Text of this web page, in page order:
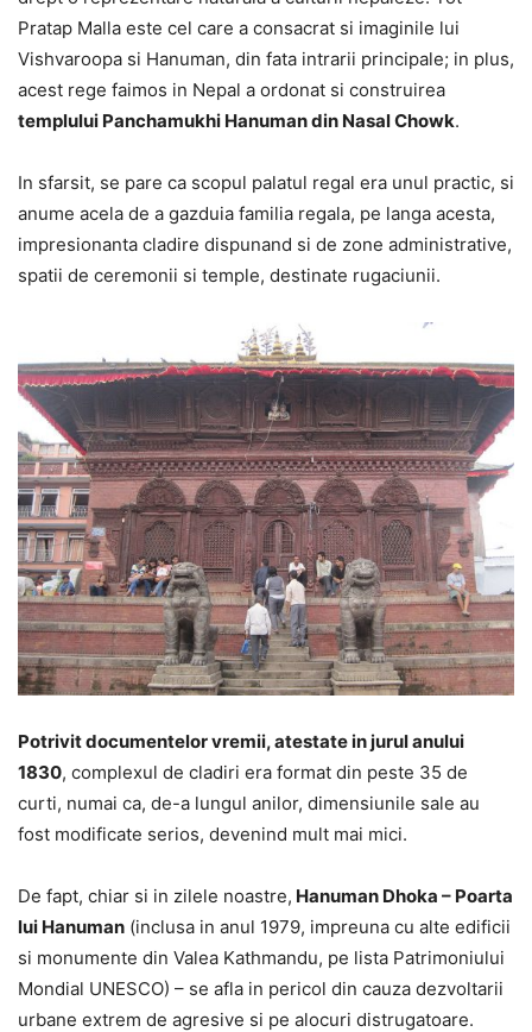
Pratap Malla este cel care a consacrat si imaginile lui
Vishvaroopa si Hanuman, din fata intrarii principale; in plus,
acest rege faimos in Nepal a ordonat si construirea
templului Panchamukhi Hanuman din Nasal Chowk.
In sfarsit, se pare ca scopul palatul regal era unul practic, si
anume acela de a gazduia familia regala, pe langa acesta,
impresionanta cladire dispunand si de zone administrative,
spatii de ceremonii si temple, destinate rugaciunii.
Potrivit documentelor vremii, atestate in jurul anului
1830, complexul de cladiri era format din peste 35 de
curti, numai ca, de-a lungul anilor, dimensiunile sale au
fost modificate serios, devenind mult mai mici.
De fapt, chiar si in zilele noastre, Hanuman Dhoka – Poarta
lui Hanuman (inclusa in anul 1979, impreuna cu alte edificii
si monumente din Valea Kathmandu, pe lista Patrimoniului
Mondial UNESCO) – se afla in pericol din cauza dezvoltarii
urbane extrem de agresive si pe alocuri distrugatoare.